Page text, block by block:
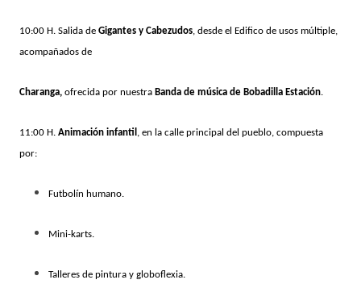
10:00 H. Salida de Gigantes y Cabezudos, desde el Edifico de usos múltiple,
acompañados de
Charanga, ofrecida por nuestra Banda de música de Bobadilla Estación.
11:00 H. Animación infantil , en la calle principal del pueblo, compuesta
por:
Futbolín humano.
Mini-karts.
Talleres de pintura y globoflexia.